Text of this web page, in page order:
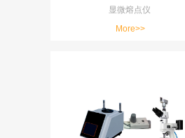
显微熔点仪
More>>